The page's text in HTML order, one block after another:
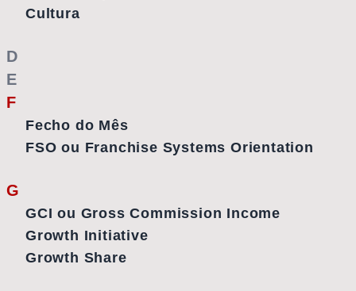
Cultura
D
E
F
Fecho do Mês
FSO ou Franchise Systems Orientation
G
GCI ou Gross Commission Income
Growth Initiative
Growth Share